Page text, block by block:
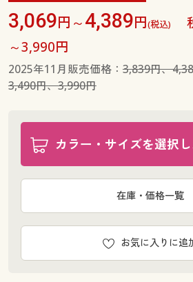
3,069円～4,389円(税込)
～3,990円
2025年11月販売価格： 3,839円、
3,490円、3,990円
カラー・サイズを選択
お気に入りに追
在庫・価格一覧